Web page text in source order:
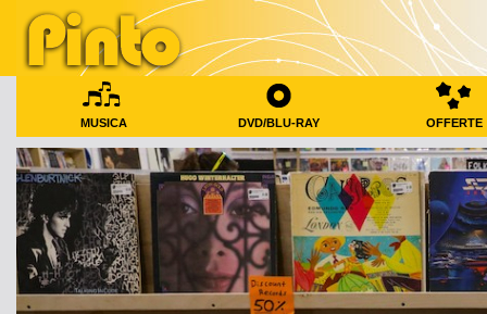
MUSICA DVD/BLU-RAY OFFERTE